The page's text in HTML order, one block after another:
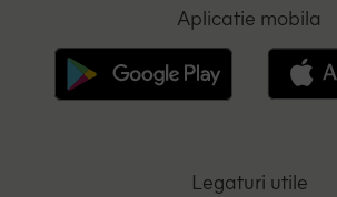
Aplicatie mobila
Legaturi utile